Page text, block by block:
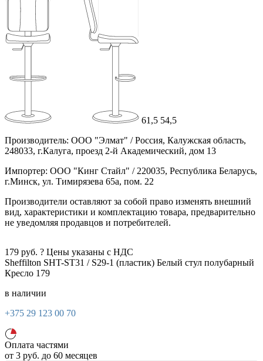
61,5 54,5
Производитель: ООО "Элмат" / Россия, Калужская область,
248033, г.Калуга, проезд 2-й Академический, дом 13
Импортер: ООО "Кинг Стайл" / 220035, Республика Беларусь,
г.Минск, ул. Тимирязева 65а, пом. 22
Производители оставляют за собой право изменять внешний
вид, характеристики и комплектацию товара, предварительно
не уведомляя продавцов и потребителей.
179 руб. ? Цены указаны с НДС
Sheffilton SHT-ST31 / S29-1 (пластик) Белый стул полубарный
Кресло 179
в наличии
+375 29 123 00 70
Оплата частями
от 3 руб. до 60 месяцев